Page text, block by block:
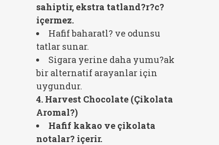
sahiptir, ekstra tatland?r?c?
içermez.
Hafif baharatl? ve odunsu
tatlar sunar.
Sigara yerine daha yumu?ak
bir alternatif arayanlar için
uygundur.
4. Harvest Chocolate (Çikolata
Aromal?)
Hafif kakao ve çikolata
notalar? içerir.